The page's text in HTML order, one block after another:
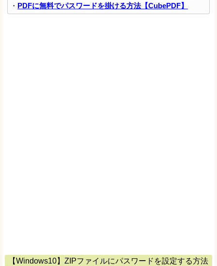
・ PDFに無料でパスワードを掛ける方法【CubePDF】
【Windows10】ZIPファイルにパスワードを設定する方法